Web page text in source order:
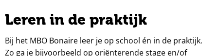
Leren in de praktijk
Bij het MBO Bonaire leer je op school én in de praktijk.
Zo ga je bijvoorbeeld op oriënterende stage en/of